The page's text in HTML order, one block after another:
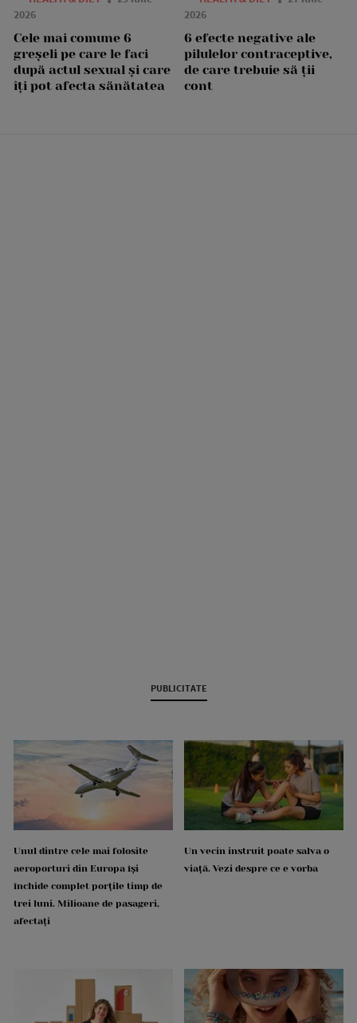
2026
Cele mai comune 6
greșeli pe care le faci
după actul sexual și care
îți pot afecta sănătatea
2026
6 efecte negative ale
pilulelor contraceptive,
de care trebuie să ții
cont
PUBLICITATE
Unul dintre cele mai folosite
aeroporturi din Europa își
închide complet porțile timp de
trei luni. Milioane de pasageri,
afectați
Un vecin instruit poate salva o
viață. Vezi despre ce e vorba